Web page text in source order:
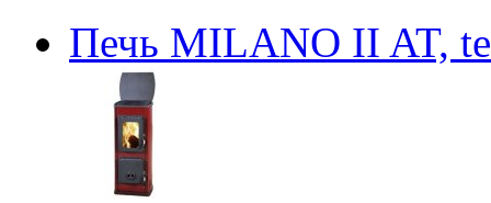
Печь MILANO II AT,